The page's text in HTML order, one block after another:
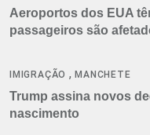
Aeroportos dos EUA
passageiros são
IMIGRAÇÃO ,MANCHETE
Trump assina novos
nascimento